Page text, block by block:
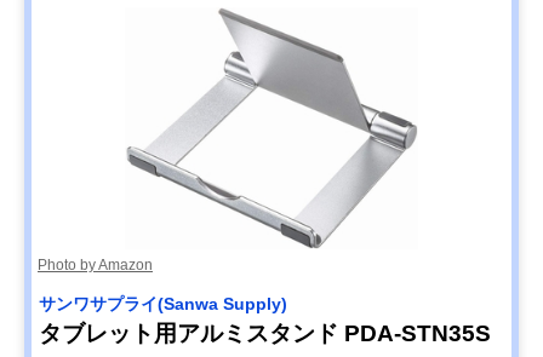
Photo by Amazon
サンワサプライ(Sanwa Supply)
タブレット用アルミスタンド PDA-STN35S